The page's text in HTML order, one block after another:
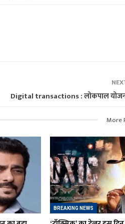
Digital transactions : लोकपाल
More
BREAKING NEWS